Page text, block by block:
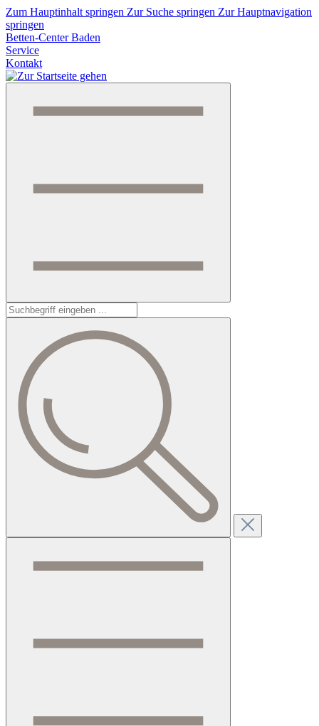
Zum Hauptinhalt springen Zur Suche springen Zur Hauptnavigation
springen
Betten-Center Baden
Service
Kontakt